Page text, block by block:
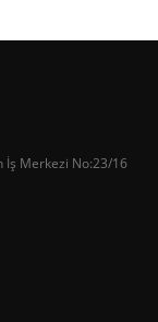
İş Merkezi No:23/16